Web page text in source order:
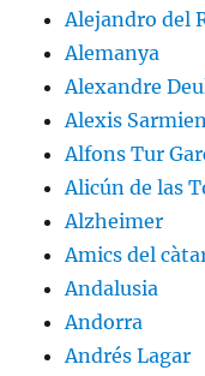
Alejandro del
Alemanya
Alexandre
Alexis
Alfons Tur
Alicún de las
Alzheimer
Amics del
Andalusia
Andorra
Andrés Lagar